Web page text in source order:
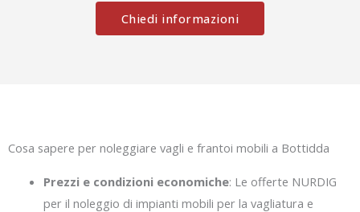
Chiedi informazioni
Cosa sapere per noleggiare vagli e frantoi mobili a Bottidda
Prezzi e condizioni economiche: Le offerte NURDIG
per il noleggio di impianti mobili per la vagliatura e